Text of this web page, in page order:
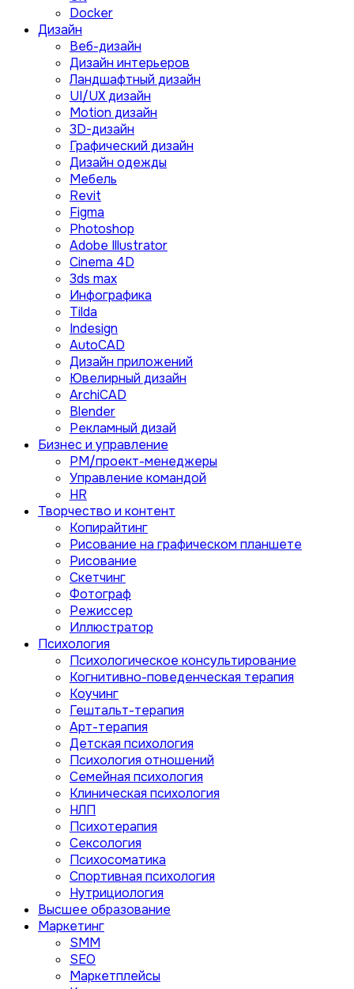
Docker
Дизайн
Веб-дизайн
Дизайн интерьеров
Ландшафтный дизайн
UI/UX дизайн
Motion дизайн
3D-дизайн
Графический дизайн
Дизайн одежды
Мебель
Revit
Figma
Photoshop
Adobe Illustrator
Сinema 4D
3ds max
Инфографика
Tilda
Indesign
AutoCAD
Дизайн приложений
Ювелирный дизайн
ArchiCAD
Blender
Рекламный дизай
Бизнес и управление
PM/проект-менеджеры
Управление командой
HR
Творчество и контент
Копирайтинг
Рисование на графическом планшете
Рисование
Скетчинг
Фотограф
Режиссер
Иллюстратор
Психология
Психологическое консультирование
Когнитивно-поведенческая терапия
Коучинг
Гештальт-терапия
Арт-терапия
Детская психология
Психология отношений
Семейная психология
Клиническая психология
НЛП
Психотерапия
Сексология
Психосоматика
Спортивная психология
Нутрициология
Высшее образование
Маркетинг
SMM
SEO
Маркетплейсы